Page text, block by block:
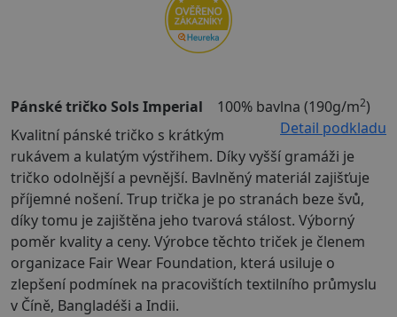
Pánské tričko Sols Imperial 100% bavlna (190g/m2)
Detail podkladu
Kvalitní pánské tričko s krátkým
rukávem a kulatým výstřihem. Díky vyšší gramáži je
tričko odolnější a pevnější. Bavlněný materiál zajišťuje
příjemné nošení. Trup trička je po stranách beze švů,
díky tomu je zajištěna jeho tvarová stálost. Výborný
poměr kvality a ceny. Výrobce těchto triček je členem
organizace Fair Wear Foundation, která usiluje o
zlepšení podmínek na pracovištích textilního průmyslu
v Číně, Bangladéši a Indii.